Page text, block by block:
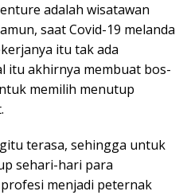
adalah wisatawan
saat Covid-19 melanda
itu tak ada
itu akhirnya membuat bos-
memilih menutup
terasa, sehingga untuk
sehari-hari para
menjadi peternak